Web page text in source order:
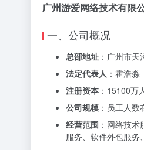
广州游爱网络技术有限
一、公司概况
总部地址 ：广州市
法定代表人 ：霍浩淼
注册资本 ：15100万
公司规模 ：员工人
经营范围 ：网络技
服务、软件外包服务